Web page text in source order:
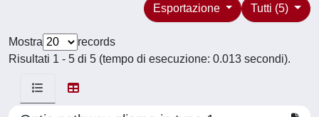
Tutti (5)
Esportazione
Mostra
records
Risultati 1 - 5 di 5 (tempo di esecuzione: 0.013 secondi).